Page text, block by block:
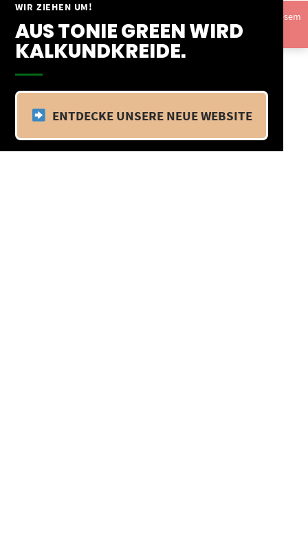
WIR ZIEHEN UM!
AUS TONIE GREEN WIRD
KALKUNDKREIDE.
ENTDECKE UNSERE NEUE WEBSITE
Springe
Inhalt
Vom 09.04.25 - 20.04.25 befinden wir uns im Betriebsurlaub. In diesem
Zeitraum findet kein Versand statt.Ausblenden